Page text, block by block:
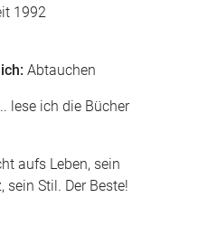
1992
Abtauchen
lese ich die Bücher
aufs Leben, sein
sein Stil. Der Beste!